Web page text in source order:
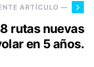
ARTÍCULO —
rutas nuevas
en 5 años.